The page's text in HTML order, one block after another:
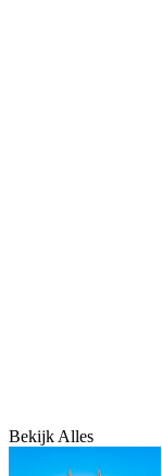
Bekijk Alles